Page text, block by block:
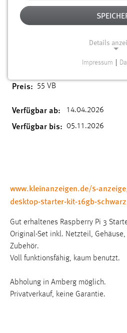
RASPBERRY PI 3
STARTER KIT –
Preis: 55 VB
Verfügbar ab: 14.04.2026
Verfügbar bis: 05.11.2026
www.kleinanzeigen.de/s-
desktop-starter-kit-16gb-
Gut erhaltenes Raspberry Pi 3
Original-Set inkl. Netzteil, Gehäuse,
Zubehör.
Voll funktionsfähig, kaum benutzt.
Abholung in Amberg möglich.
Privatverkauf, keine Garantie.
Details
Notwendige Cookies
Website erforderlich.
Zweck:
Optionen des Benutzers
Cookie Laufzeit:
1 Jahr
Performance
Name:
staticfilecache
Impressum